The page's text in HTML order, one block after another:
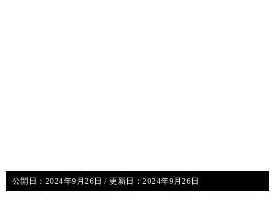
公開日： 2024年9月26日 / 更新日：2024年9月26日